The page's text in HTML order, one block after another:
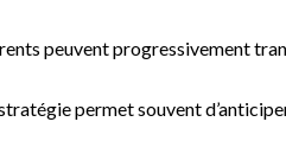
peuvent progressivement
permet souvent